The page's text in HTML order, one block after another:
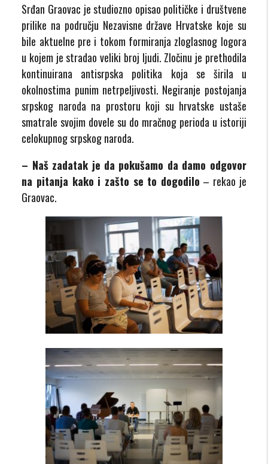
Srđan Graovac je studiozno opisao političke i društvene
prilike na području Nezavisne države Hrvatske koje su
bile aktuelne pre i tokom formiranja zloglasnog logora
u kojem je stradao veliki broj ljudi. Zločinu je prethodila
kontinuirana antisrpska politika koja se širila u
okolnostima punim netrpeljivosti. Negiranje postojanja
srpskog naroda na prostoru koji su hrvatske ustaše
smatrale svojim dovele su do mračnog perioda u istoriji
celokupnog srpskog naroda.
– Naš zadatak je da pokušamo da damo odgovor
na pitanja kako i zašto se to dogodilo – rekao je
Graovac.